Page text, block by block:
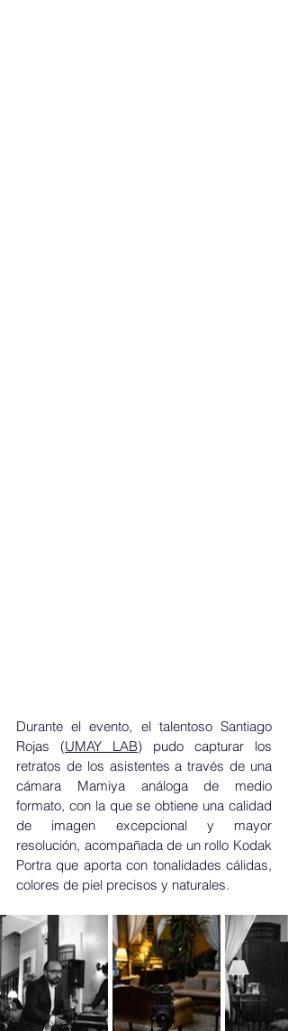
Durante el evento, el talentoso Santiago
Rojas (UMAY LAB) pudo capturar los
retratos de los asistentes a través de una
cámara Mamiya análoga de medio
formato, con la que se obtiene una calidad
de imagen excepcional y mayor
resolución, acompañada de un rollo Kodak
Portra que aporta con tonalidades cálidas,
colores de piel precisos y naturales.